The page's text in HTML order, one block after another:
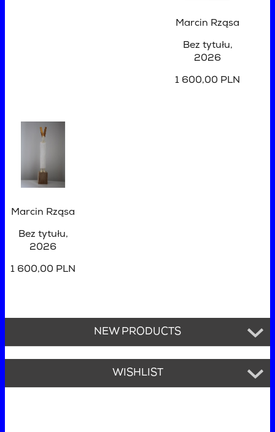
Marcin Rząsa
Bez tytułu,
2026
1 600,00 PLN
Marcin Rząsa
Bez tytułu,
2026
1 600,00 PLN
NEW PRODUCTS
WISHLIST